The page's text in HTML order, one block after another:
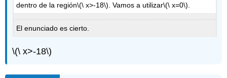
dentro de la región\(\ x>-18\) . Vamos a utilizar\(\ x=0\)
El enunciado es cierto.
\(\ x>-18\)